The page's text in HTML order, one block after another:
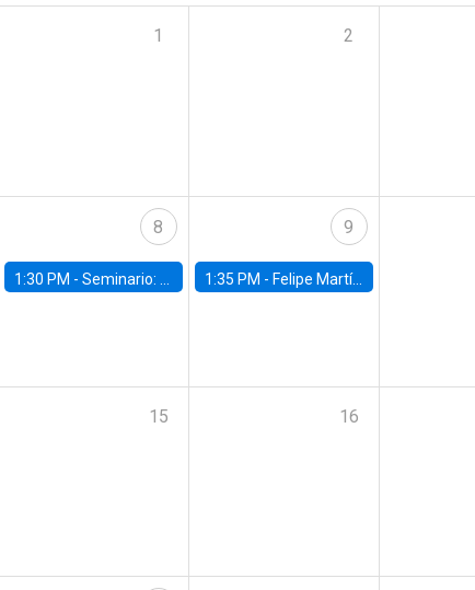
1 2
8
1:30 PM -Seminario: “Recuperando la humanidad para progresar en la era de la IA»
9
1:35 PM - Felipe Martínez, alumno Doctorado en Economía UC
15 16